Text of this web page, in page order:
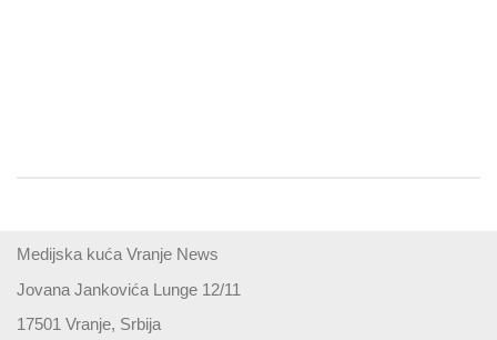
Medijska kuća Vranje News
Jovana Jankovića Lunge 12/11
17501 Vranje, Srbija